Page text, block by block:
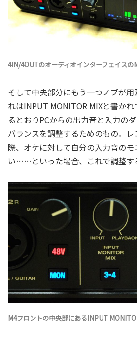
4IN/4OUTのオーディオインターフェイスの
そして中央部分にもう一つノブが
れはINPUT MONITOR MIXと書か
るとおりPCからの出力音と入力の
バランスを調整するためのもの。
際、オケに対して自分の入力音の
い……といった場合、これで調整す
M4フロントの中央部にあるINPUT